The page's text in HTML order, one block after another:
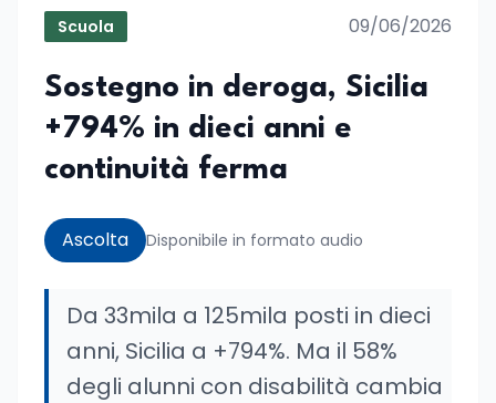
Scuola 09/06/2026
Sostegno in deroga, Sicilia
+794% in dieci anni e
continuità ferma
Ascolta Disponibile in formato audio
Da 33mila a 125mila posti in dieci
anni, Sicilia a +794%. Ma il 58%
degli alunni con disabilità cambia